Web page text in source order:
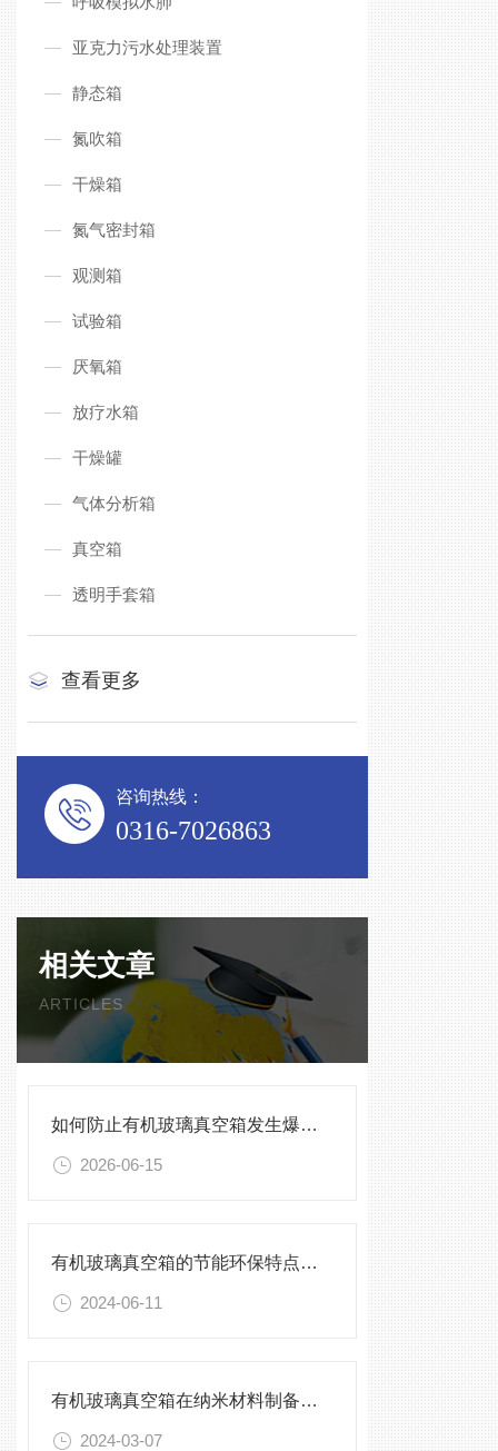
亚克力污水处理装置
静态箱
氮吹箱
干燥箱
氮气密封箱
观测箱
试验箱
厌氧箱
放疗水箱
干燥罐
气体分析箱
真空箱
透明手套箱
查看更多
咨询热线：
0316-7026863
相关文章
ARTICLES
如何防止有机玻璃真空箱发生爆裂？
2026-06-15
有机玻璃真空箱的节能环保特点及优势
2024-06-11
有机玻璃真空箱在纳米材料制备中的应用
2024-03-07